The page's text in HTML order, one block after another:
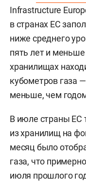
Infrastructure
в странах ЕС
ниже среднего
пять лет и
хранилищах
кубометров газа
меньше, чем
В июле страны ЕС
из хранилищ на
месяц было
газа, что
июля прошлого